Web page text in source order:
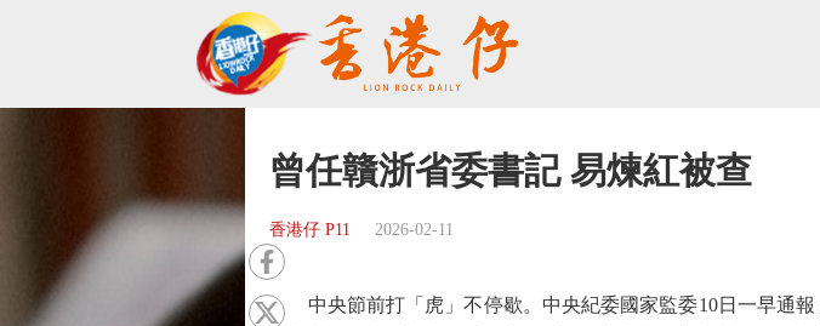
曾任贛浙省委書記 易煉紅被查
香港仔 P11 2026-02-11
中央節前打「虎」不停歇。中央紀委國家監委10日一早通報